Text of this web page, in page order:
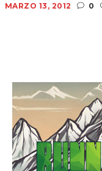
MARZO 13, 2012 0